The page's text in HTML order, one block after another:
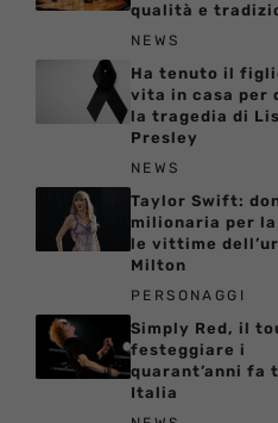
qualità e
NEWS
Ha tenuto il
vita in casa per
la tragedia di
Presley
NEWS
Taylor Swift:
milionaria per
le vittime
Milton
PERSONAGGI
Simply Red, il
festeggiare i
quarant’anni fa
Italia